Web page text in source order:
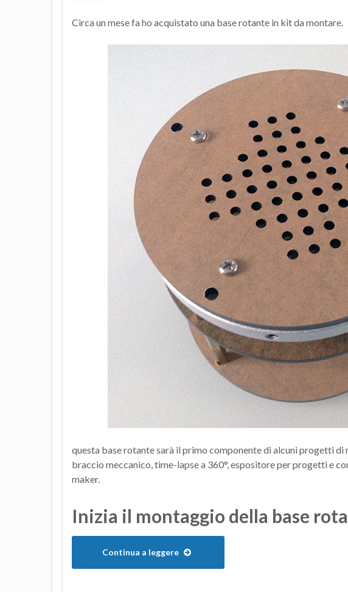
Circa un mese fa ho acquistato una base rotante in kit da montare.
questa base rotante sarà il primo componente di alcuni progetti
braccio meccanico, time-lapse a 360°, espositore per progetti e
maker.
Inizia il montaggio della base
Continua a leggere